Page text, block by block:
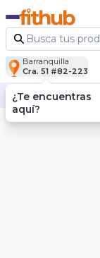
Barranquilla
Cra. 51 #82-223
Descubre nuestras
¿Te encuentras
aquí?